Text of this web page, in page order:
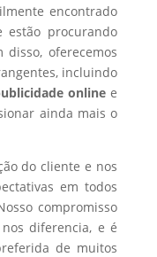
encontrado
estão procurando
disso, oferecemos
incluindo
online e
ainda mais o
do cliente e nos
em todos
compromisso
diferencia, e é
de muitos